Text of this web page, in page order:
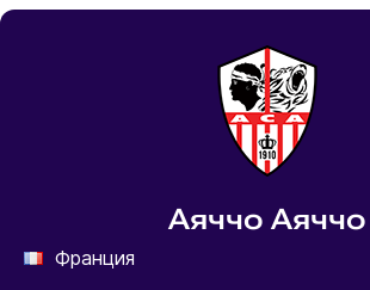
Аяччо Аяччо
Франция